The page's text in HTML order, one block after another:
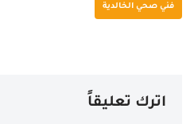
فني صحي الخالدية
اترك تعليقاً